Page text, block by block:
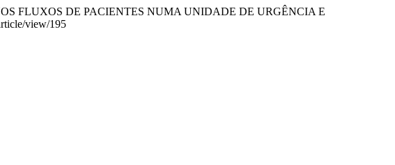
FLUXOS DE PACIENTES NUMA UNIDADE DE URGÊNCIA E
view/195